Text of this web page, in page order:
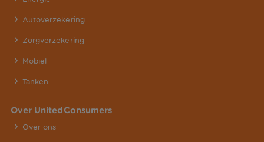
Autoverzekering
Zorgverzekering
Mobiel
Tanken
Over UnitedConsumers
Over ons